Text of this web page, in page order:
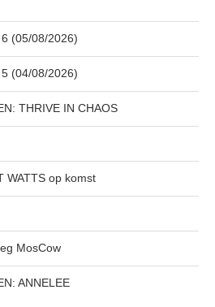
(05/08/2026)
(04/08/2026)
THRIVE IN CHAOS
WATTS op komst
MosCow
ANNELEE